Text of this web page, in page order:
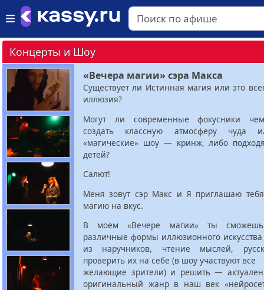
Концерты и Шоу
«Вечера магии» сэра Макса
Существует ли Истинная магия или это
иллюзия?
Могут ли современные фокусники
создать классную атмосферу
«магические» шоу — кринж, либо
детей?
Салют!
Меня зовут сэр Макс и Я приглашаю тебя
магию на вкус.
В моём «Вечере магии» ты сможешь
различные формы иллюзионного искусства
из наручников, чтение мыслей,
проверить их на себе (в шоу участвуют все
желающие зрители) и решить —
оригинальный жанр в наш век